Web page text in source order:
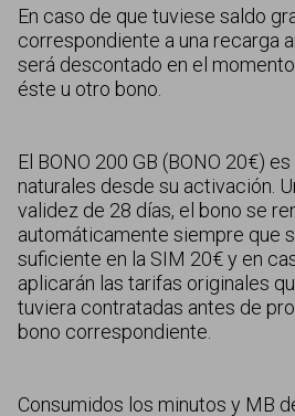
En caso de que tuviese saldo
correspondiente a una recarga
será descontado en el
éste u otro bono.
El BONO 200 GB (BONO 20€)
naturales desde su activación.
validez de 28 días, el bono se
automáticamente siempre que
suficiente en la SIM 20€ y en
aplicarán las tarifas originales
tuviera contratadas antes de
bono correspondiente.
Consumidos los minutos y MB